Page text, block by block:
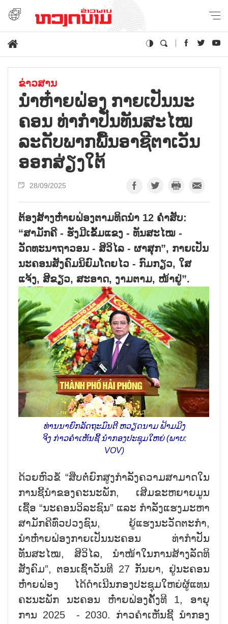
ຂ່າວສານ
ນຳ​ຫ໋າຍ​ຝ່ອງ ​ກາຍ​ເປັນ​ນະ​
ຄອນ ທ່າ​ກຳ​ປັ່ນ​ທັນ​ສະ​ໄໝ
ລະ​ດັບ​ພາກ​ພື້ນອາ​ຊີ​ຕາ​ເວັນ​
ອອກ​ສ່ຽງ​ໃຕ້
28/09/2025
ຕ້ອງສ້າງຫ໋າຍຝ່ອງຕາມທິດນຳ 12 ຄຳສັບ:
“ສາມັກຄີ - ຮັ່ງມີເຂັ້ມແຂງ - ທັນສະໄໝ -
ວັດທະນາຖາວອນ - ສິວິໄລ - ຜາສຸກ”, ກາຍເປັນ
ນະຄອນສັງຄົມນິຍົມໂດຍໄວ - ກົມກຽວ, ໃສ
ແຈ້ງ, ສີຂຽວ, ສະອາດ, ງາມຕາມ, ໜ້າຢູ່”.
ທ່ານນາຍົກລັດຖະມົນຕີ ຫວຽດນາມ ຟ້າມມິງ
ຈິງ ກ່າວຄຳເຫັນຊີ້ ນຳກອງປະຊຸມໃຫຍ່ (ພາບ:
VOV)
ດ້ວຍຫົວຂໍ້ “ສືບຕໍ່ຍົກສູງກຳລັງຄວາມສາມາດໃນ
ການຊີ້ນຳຂອງຄະນະພັກ, ເສີມຂະຫຍາຍມູນ
ເຊື້ອ “ນະຄອນວິລະຊົນ” ແລະ ກຳລັງແຮງມະຫາ
ສາມັກຄີທົ່ວປວງຊົນ, ຍູ້ແຮງນະວັດຕະກຳ,
ນຳຫ໋າຍຝ່ອງກາຍເປັນນະຄອນ ທ່າກຳປັນ
ທັນສະໄໝ, ສິວິໄລ, ນຳໜ້າໃນການສ້າງລັດທິ
ສັງຄົມ”, ຕອນເຊົ້າວັນທີ 27 ກັນຍາ, ຢູ່ນະຄອນ
ຫ໋າຍຝ່ອງ ໄດ້ດຳເນີນກອງປະຊຸມໃຫຍ່ຜູ້ແທນ
ຄະນະພັກ ນະຄອນ ຫ໋າຍຝ່ອງຄັ້ງທີ 1, ອາຍຸ
ການ 2025 - 2030. ກ່າວຄຳເຫັນຊີ້ ນຳກອງ